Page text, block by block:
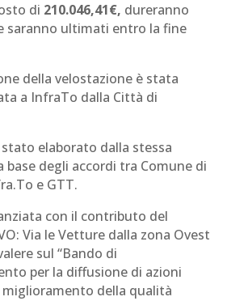
di 210.046,41€​, dureranno
saranno ultimati entro la fine
della velostazione è stata
a InfraTo dalla Città di
elaborato dalla stessa
base degli accordi tra Comune di
e GTT.
con il contributo del
Via le Vetture dalla zona Ovest
sul “Bando di
per la diffusione di azioni
della qualità